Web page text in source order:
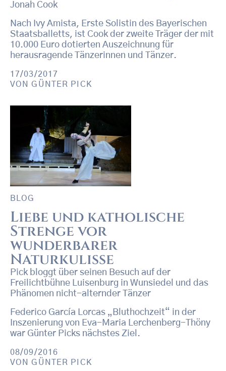
Jonah Cook
Nach Ivy Amista, Erste Solistin des Bayerischen
Staatsballetts, ist Cook der zweite Träger der mit
10.000 Euro dotierten Auszeichnung für
herausragende Tänzerinnen und Tänzer.
17/03/2017
VONGÜNTER PICK
BLOG
Liebe und katholische
Strenge vor
wunderbarer
Naturkulisse
Pick bloggt über seinen Besuch auf der
Freilichtbühne Luisenburg in Wunsiedel und das
Phänomen nicht-alternder Tänzer
Federico García Lorcas „Bluthochzeit“ in der
Inszenierung von Eva-Maria Lerchenberg-Thöny
war Günter Picks nächstes Ziel.
08/09/2016
VONGÜNTER PICK